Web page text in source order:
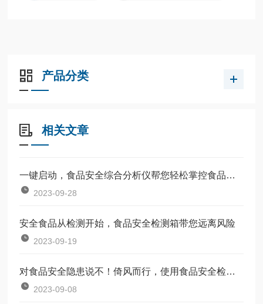
产品分类
相关文章
一键启动，食品安全综合分析仪帮您轻松掌控食品质量
2023-09-28
安全食品从检测开始，食品安全检测箱带您远离风险
2023-09-19
对食品安全隐患说不！倚风而行，使用食品安全检测仪
2023-09-08